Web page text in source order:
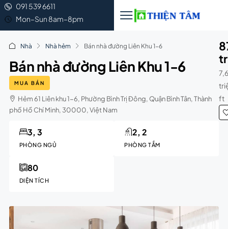
091 539 6611
Mon–Sun 8am–8pm
Nhà Nhà hẻm Bán nhà đường Liên Khu 1-6
Bán nhà đường Liên Khu 1-6
MUA BÁN
Hẻm 61 Liên khu 1-6, Phường Bình Trị Đông, Quận Bình Tân, Thành
phố Hồ Chí Minh, 30000, Việt Nam
PHÒNG NGỦ
3, 3
PHÒNG TẮM
2, 2
DIỆN TÍCH
80
ft